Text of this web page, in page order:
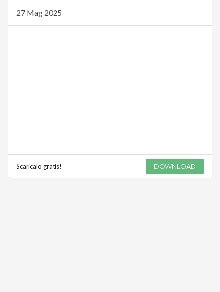
27 Mag 2025
Scaricalo gratis! DOWNLOAD